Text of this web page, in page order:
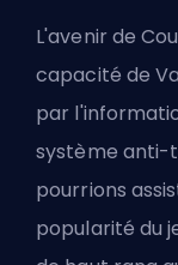
L'avenir de
capacité de
par
système anti-
pourrions
popularité du